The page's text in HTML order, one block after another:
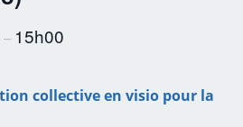
– 15h00
collective en visio pour la